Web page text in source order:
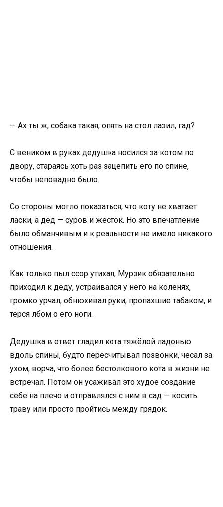
— Ах ты ж, собака такая, опять на стол лазил, гад?
С веником в руках дедушка носился за котом по
двору, стараясь хоть раз зацепить его по спине,
чтобы неповадно было.
Со стороны могло показаться, что коту не хватает
ласки, а дед — суров и жесток. Но это впечатление
было обманчивым и к реальности не имело никакого
отношения.
Как только пыл ссор утихал, Мурзик обязательно
приходил к деду, устраивался у него на коленях,
громко урчал, обнюхивал руки, пропахшие табаком, и
тёрся лбом о его ноги.
Дедушка в ответ гладил кота тяжёлой ладонью
вдоль спины, будто пересчитывал позвонки, чесал за
ухом, ворча, что более бестолкового кота в жизни не
встречал. Потом он усаживал это худое создание
себе на плечо и отправлялся с ним в сад — косить
траву или просто пройтись между грядок.